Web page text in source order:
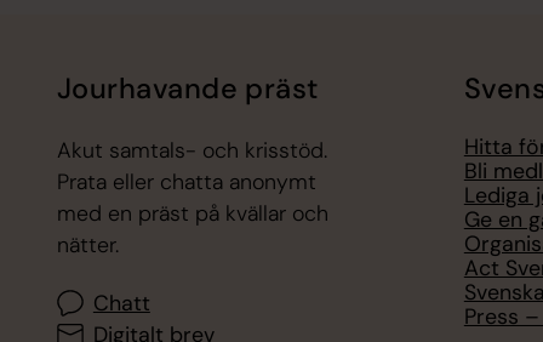
Jourhavande präst
Akut samtals- och krisstöd.
Prata eller chatta anonymt
med en präst på kvällar och
nätter.
Chatt
Digitalt brev
Hitta
Bli
Lediga
Ge en
Act
Press